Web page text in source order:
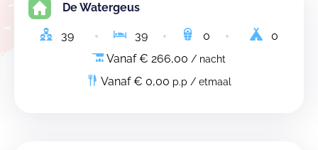
De Watergeus
39 39 0
0
Vanaf € 266,00 / nacht
Vanaf € 0,00 p.p / etmaal